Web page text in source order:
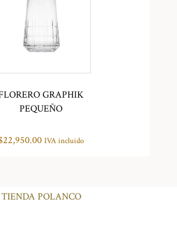
GRAPHIK
PEQUEÑO
22,950.00 IVA incluido
TIENDA POLANCO